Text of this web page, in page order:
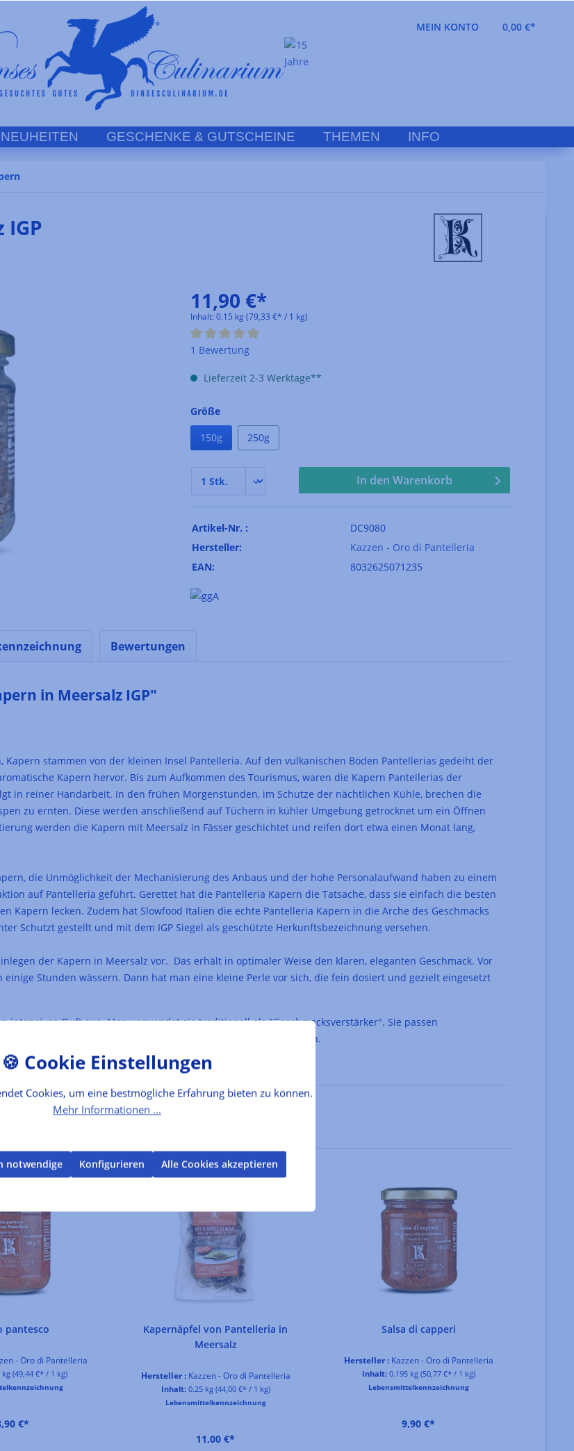
MEIN KONTO
0,00 €*
NEUHEITEN GESCHENKE & GUTSCHEINE THEMEN INFO
11,90 €*
Inhalt: 0.15 kg (79,33 €* / 1 kg)
Durchschnittliche Bewertung von 5 von 5 Sternen
1 Bewertung
Lieferzeit 2-3 Werktage**
Größeauswählen
150g 250g
In den Warenkorb
Artikel-Nr. :
DC9080
Hersteller:
Kazzen - Oro di Pantelleria
EAN:
8032625071235
Bewertungen
in Meersalz IGP"
stammen von der kleinen Insel Pantelleria. Auf den vulkanischen Böden Pantellerias gedeiht der
Kapern hervor. Bis zum Aufkommen des Tourismus, waren die Kapern Pantellerias der
in reiner Handarbeit. In den frühen Morgenstunden, im Schutze der nächtlichen Kühle, brechen die
zu ernten. Diese werden anschließend auf Tüchern in kühler Umgebung getrocknet um ein Öffnen
werden die Kapern mit Meersalz in Fässer geschichtet und reifen dort etwa einen Monat lang,
die Unmöglichkeit der Mechanisierung des Anbaus und der hohe Personalaufwand haben zu einem
auf Pantelleria geführt. Gerettet hat die Pantelleria Kapern die Tatsache, dass sie einfach die besten
Kapern lecken. Zudem hat Slowfood Italien die echte Pantelleria Kapern in die Arche des Geschmacks
Schutzt gestellt und mit dem IGP Siegel als geschützte Herkunftsbezeichnung versehen.
der Kapern in Meersalz vor. Das erhält in optimaler Weise den klaren, eleganten Geschmack. Vor
Stunden wässern. Dann hat man eine kleine Perle vor sich, die fein dosiert und gezielt eingesetzt
intensiven Duft aus. Man verwendet sie traditionell als "Geschmacksverstärker". Sie passen
und dürfen natürlich in der klassischen Caponata nicht fehlen.
pantesco
- Oro di Pantelleria
kg (49,44 €* / 1 kg)
€*
Kapernäpfel von Pantelleria in
Meersalz
Hersteller :Kazzen - Oro di Pantelleria
Inhalt: 0.25 kg (44,00 €* / 1 kg)
Lebensmittelkennzeichnung
11,00 €*
Salsa di capperi
Hersteller :Kazzen - Oro di Pantelleria
Inhalt: 0.195 kg (50,77 €* / 1 kg)
Lebensmittelkennzeichnung
9,90 €*
Cookies, um eine bestmögliche Erfahrung bieten zu können.
Mehr Informationen ...
notwendige Konfigurieren Alle Cookies akzeptieren